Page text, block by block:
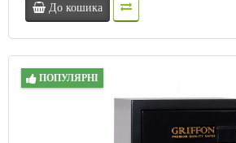
До кошика
ПОПУЛЯРНІ